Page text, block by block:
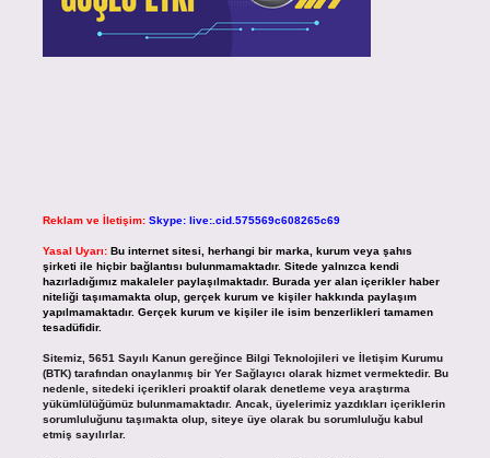
Reklam ve İletişim: Skype: live:.cid.575569c608265c69
Yasal Uyarı: Bu internet sitesi, herhangi bir marka, kurum veya şahıs
şirketi ile hiçbir bağlantısı bulunmamaktadır. Sitede yalnızca kendi
hazırladığımız makaleler paylaşılmaktadır. Burada yer alan içerikler haber
niteliği taşımamakta olup, gerçek kurum ve kişiler hakkında paylaşım
yapılmamaktadır. Gerçek kurum ve kişiler ile isim benzerlikleri tamamen
tesadüfidir.
Sitemiz, 5651 Sayılı Kanun gereğince Bilgi Teknolojileri ve İletişim Kurumu
(BTK) tarafından onaylanmış bir Yer Sağlayıcı olarak hizmet vermektedir. Bu
nedenle, sitedeki içerikleri proaktif olarak denetleme veya araştırma
yükümlülüğümüz bulunmamaktadır. Ancak, üyelerimiz yazdıkları içeriklerin
sorumluluğunu taşımakta olup, siteye üye olarak bu sorumluluğu kabul
etmiş sayılırlar.